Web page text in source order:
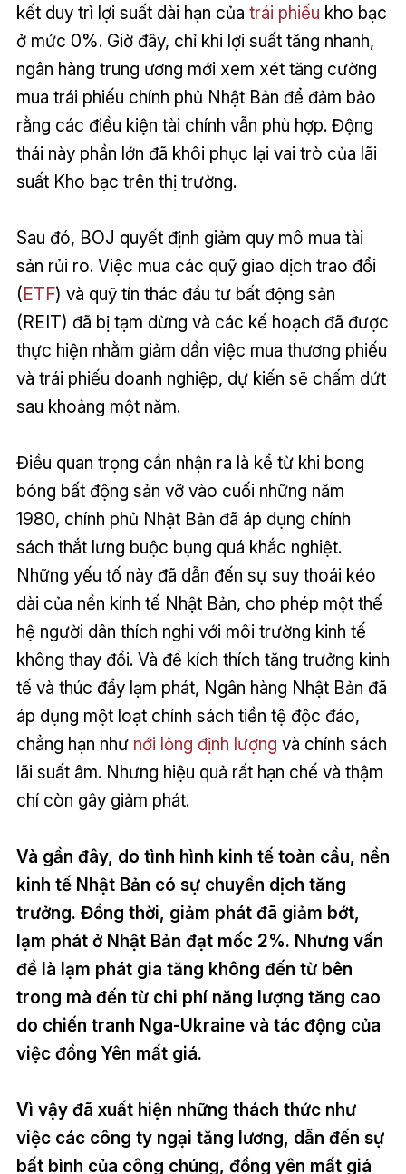
kết duy trì lợi suất dài hạn của trái phiếu kho bạc
ở mức 0%. Giờ đây, chỉ khi lợi suất tăng nhanh,
ngân hàng trung ương mới xem xét tăng cường
mua trái phiếu chính phủ Nhật Bản để đảm bảo
rằng các điều kiện tài chính vẫn phù hợp. Động
thái này phần lớn đã khôi phục lại vai trò của lãi
suất Kho bạc trên thị trường.
Sau đó, BOJ quyết định giảm quy mô mua tài
sản rủi ro. Việc mua các quỹ giao dịch trao đổi
(ETF) và quỹ tín thác đầu tư bất động sản
(REIT) đã bị tạm dừng và các kế hoạch đã được
thực hiện nhằm giảm dần việc mua thương phiếu
và trái phiếu doanh nghiệp, dự kiến ​​sẽ chấm dứt
sau khoảng một năm.
Điều quan trọng cần nhận ra là kể từ khi bong
bóng bất động sản vỡ vào cuối những năm
1980, chính phủ Nhật Bản đã áp dụng chính
sách thắt lưng buộc bụng quá khắc nghiệt.
Những yếu tố này đã dẫn đến sự suy thoái kéo
dài của nền kinh tế Nhật Bản, cho phép một thế
hệ người dân thích nghi với môi trường kinh tế
không thay đổi. Và để kích thích tăng trưởng kinh
tế và thúc đẩy lạm phát, Ngân hàng Nhật Bản đã
áp dụng một loạt chính sách tiền tệ độc đáo,
chẳng hạn như nới lỏng định lượng và chính sách
lãi suất âm. Nhưng hiệu quả rất hạn chế và thậm
chí còn gây giảm phát.
Và gần đây, do tình hình kinh tế toàn cầu, nền
kinh tế Nhật Bản có sự chuyển dịch tăng
trưởng. Đồng thời, giảm phát đã giảm bớt,
lạm phát ở Nhật Bản đạt mốc 2%. Nhưng vấn
đề là lạm phát gia tăng không đến từ bên
trong mà đến từ chi phí năng lượng tăng cao
do chiến tranh Nga-Ukraine và tác động của
việc đồng Yên mất giá.
Vì vậy đã xuất hiện những thách thức như
việc các công ty ngại tăng lương, dẫn đến sự
bất bình của công chúng, đồng yên mất giá